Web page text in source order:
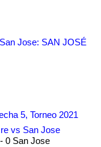
Jose: SAN JOSÉ
5, Torneo 2021
vs San Jose
0 San Jose